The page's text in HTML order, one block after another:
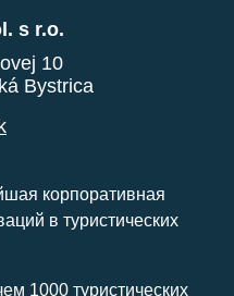
s r.o.
10
Bystrica
корпоративная
в туристических
1000 туристических